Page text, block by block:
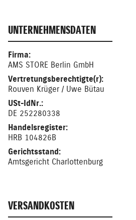
UNTERNEHMENSDATEN
Firma:
AMS STORE Berlin GmbH
Vertretungsberechtigte(r):
Rouven Krüger / Uwe Bütau
USt-IdNr.:
DE 252280338
Handelsregister:
HRB 104826B
Gerichtsstand:
Amtsgericht Charlottenburg
VERSANDKOSTEN